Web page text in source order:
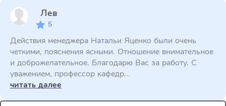
Лев
5
Действия менеджера Натальи Яценко были очень
четкими, пояснения ясными. Отношение внимательное
и доброжелательное. Благодарю Вас за работу. С
уважением, профессор кафедр...
читать далее